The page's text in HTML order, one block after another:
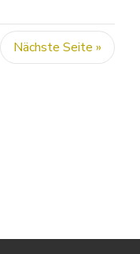
Nächste Seite »